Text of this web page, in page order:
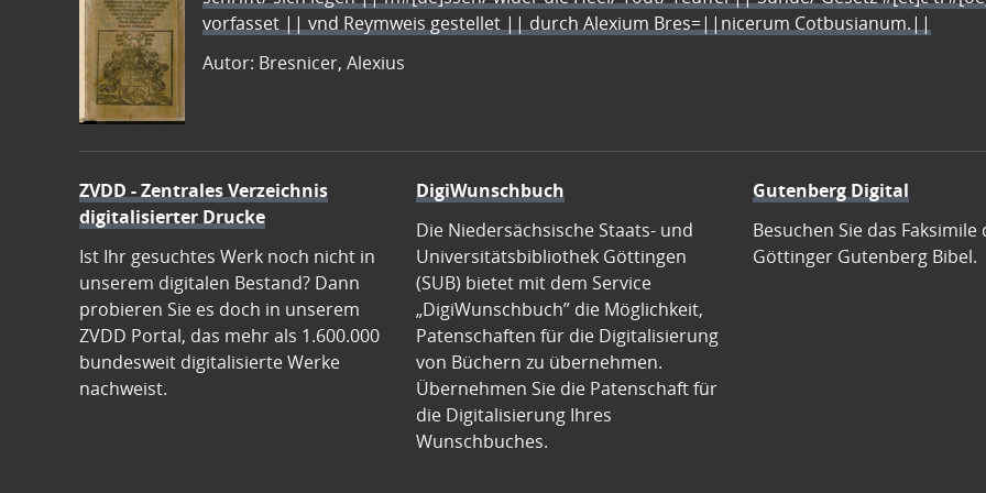
vorfasset || vnd Reymweis gestellet || durch Alexium Bres=||nicerum Cotbusianum.||
Autor: Bresnicer, Alexius
ZVDD - Zentrales Verzeichnis
digitalisierter Drucke
Ist Ihr gesuchtes Werk noch nicht in
unserem digitalen Bestand? Dann
probieren Sie es doch in unserem
ZVDD Portal, das mehr als 1.600.000
bundesweit digitalisierte Werke
nachweist.
DigiWunschbuch
Die Niedersächsische Staats- und
Universitätsbibliothek Göttingen
(SUB) bietet mit dem Service
„DigiWunschbuch” die Möglichkeit,
Patenschaften für die Digitalisierung
von Büchern zu übernehmen.
Übernehmen Sie die Patenschaft für
die Digitalisierung Ihres
Wunschbuches.
Gutenberg Digital
Besuchen Sie das Faksimile
Göttinger Gutenberg Bibel.